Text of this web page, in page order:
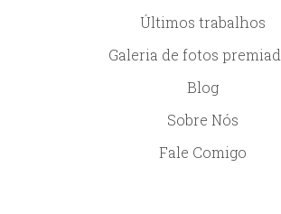
Últimos trabalhos
Galeria de fotos
Blog
Sobre Nós
Fale Comigo